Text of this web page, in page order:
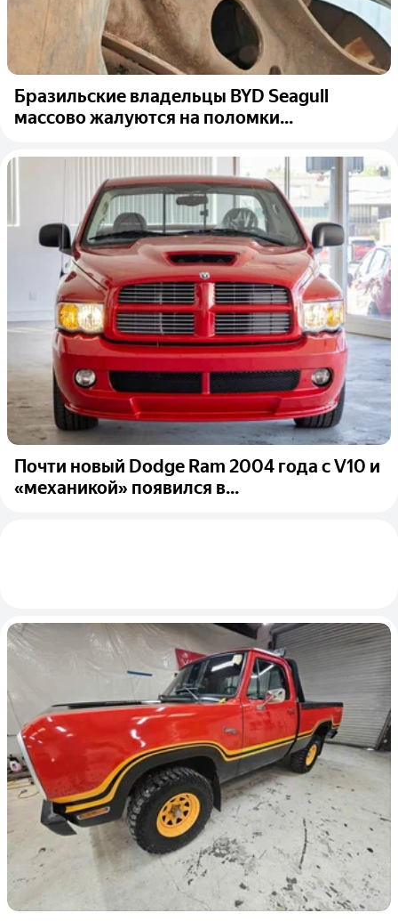
Бразильские владельцы BYD Seagull
массово жалуются на поломки...
Почти новый Dodge Ram 2004 года с V10 и
«механикой» появился в...